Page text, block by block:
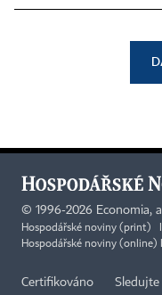
© 1996-2026 Economia,
Hospodářské noviny (print)
Hospodářské noviny (online)
Certifikováno Sledujte